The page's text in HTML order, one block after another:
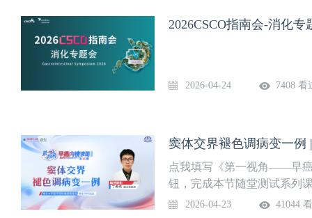
馨提示：微信搜索“壹生消
病例集》、《十二指肠内镜
书同时购买有优惠哦！2. 添
2026CSCO指南会-消化专
2026-04-24 7408 看
窦体交界褪色调病变一例
点我填写《第一视角——早
钮，完成本节随堂测试系列
任医师指导、早癌亚专科策
2026-04-23 41044